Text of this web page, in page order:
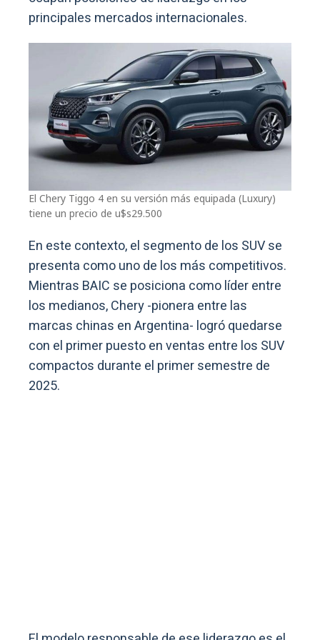
principales mercados internacionales.
El Chery Tiggo 4 en su versión más equipada (Luxury)
tiene un precio de u$s29.500
En este contexto, el segmento de los SUV se
presenta como uno de los más competitivos.
Mientras BAIC se posiciona como líder entre
los medianos, Chery -pionera entre las
marcas chinas en Argentina- logró quedarse
con el primer puesto en ventas entre los SUV
compactos durante el primer semestre de
2025.